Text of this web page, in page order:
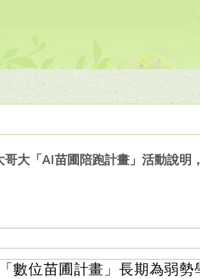
大「AI苗圃陪跑計畫」活動說明
數位苗圃計畫」長期為弱